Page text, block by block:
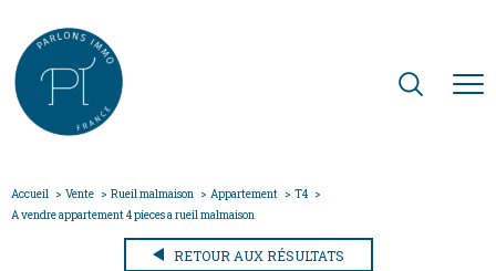
Accueil Vente Rueil malmaison Appartement
T4
A vendre appartement 4 pieces a rueil malmaison
RETOUR AUX RÉSULTATS